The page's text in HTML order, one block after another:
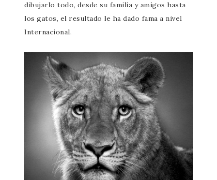
dibujarlo todo, desde su familia y amigos hasta
los gatos, el resultado le ha dado fama a nivel
Internacional.